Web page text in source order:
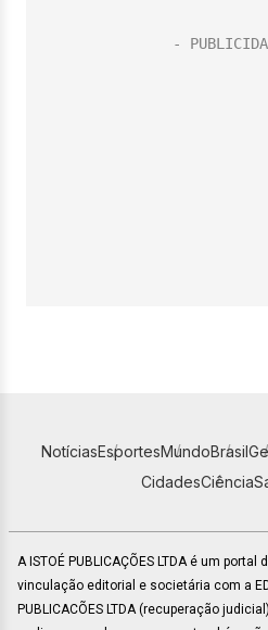
NotíciasEsportesMundoBrasil
CidadesCiência
A ISTOÉ PUBLICAÇÕES LTDA é um
vinculação editorial e societária com a
PUBLICACÕES LTDA (recuperação